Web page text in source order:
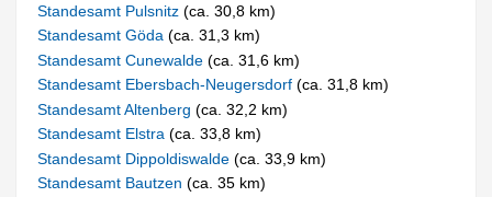
Standesamt Pulsnitz(ca. 30,8 km)
Standesamt Göda(ca. 31,3 km)
Standesamt Cunewalde(ca. 31,6 km)
Standesamt Ebersbach-Neugersdorf(ca. 31,8 km)
Standesamt Altenberg(ca. 32,2 km)
Standesamt Elstra(ca. 33,8 km)
Standesamt Dippoldiswalde(ca. 33,9 km)
Standesamt Bautzen(ca. 35 km)